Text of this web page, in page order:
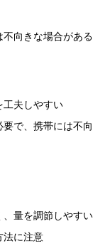
不向きな場合がある
工夫しやすい
要で、携帯には不向
、量を調節しやすい
法に注意